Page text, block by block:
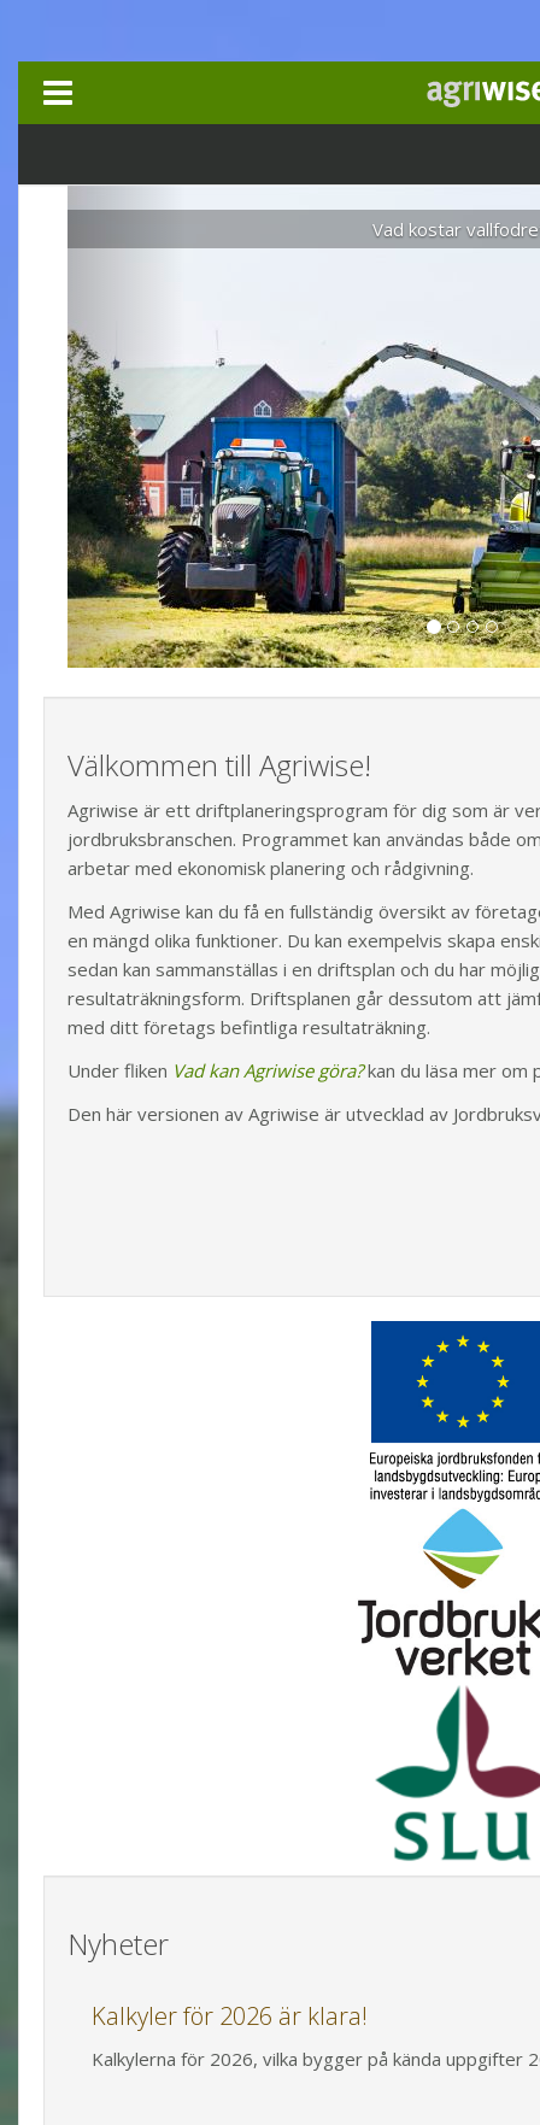
Toggle
Vad kostar vallfodret?
Välkommen till Agriwise!
Agriwise är ett driftplaneringsprogram för dig som är
jordbruksbranschen. Programmet kan användas både
arbetar med ekonomisk planering och rådgivning.
Med Agriwise kan du få en fullständig översikt av
en mängd olika funktioner. Du kan exempelvis skapa
sedan kan sammanställas i en driftsplan och du har
resultaträkningsform. Driftsplanen går dessutom att
med ditt företags befintliga resultaträkning.
Under fliken Vad kan Agriwise göra?kan du läsa mer om
Den här versionen av Agriwise är utvecklad av
Nyheter
Kalkyler för 2026 är klara!
Kalkylerna för 2026, vilka bygger på kända uppgifter